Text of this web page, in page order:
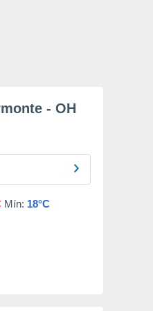
- OH
Mín: 18°C